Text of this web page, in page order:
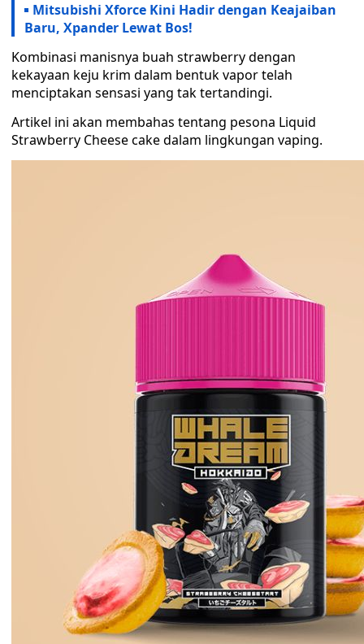
Mitsubishi Xforce Kini Hadir dengan Keajaiban
Baru, Xpander Lewat Bos!
Kombinasi manisnya buah strawberry dengan
kekayaan keju krim dalam bentuk vapor telah
menciptakan sensasi yang tak tertandingi.
Artikel ini akan membahas tentang pesona Liquid
Strawberry Cheese cake dalam lingkungan vaping.